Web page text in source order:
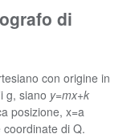
di
con origine in
g, siano y=mx+k
posizione, x=a
coordinate di Q.